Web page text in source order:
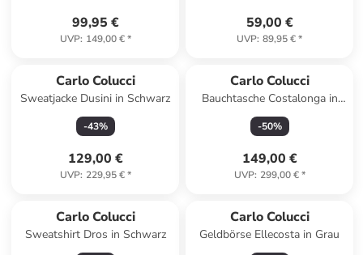
99,95 €
UVP: 149,00 €*
59,00 €
UVP: 89,95 €*
Carlo Colucci
Sweatjacke Dusini in Schwarz
-43%
129,00 €
UVP: 229,95 €*
Carlo Colucci
Bauchtasche Costalonga in
Braun
-50%
149,00 €
UVP: 299,00 €*
Carlo Colucci
Sweatshirt Dros in Schwarz
Carlo Colucci
Geldbörse Ellecosta in Grau